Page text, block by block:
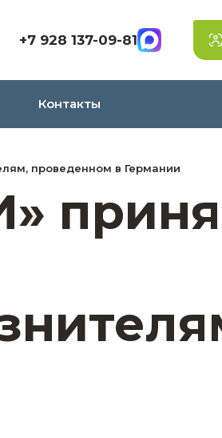
+7 928 137-09-81
Контакты
проведенном в Германии